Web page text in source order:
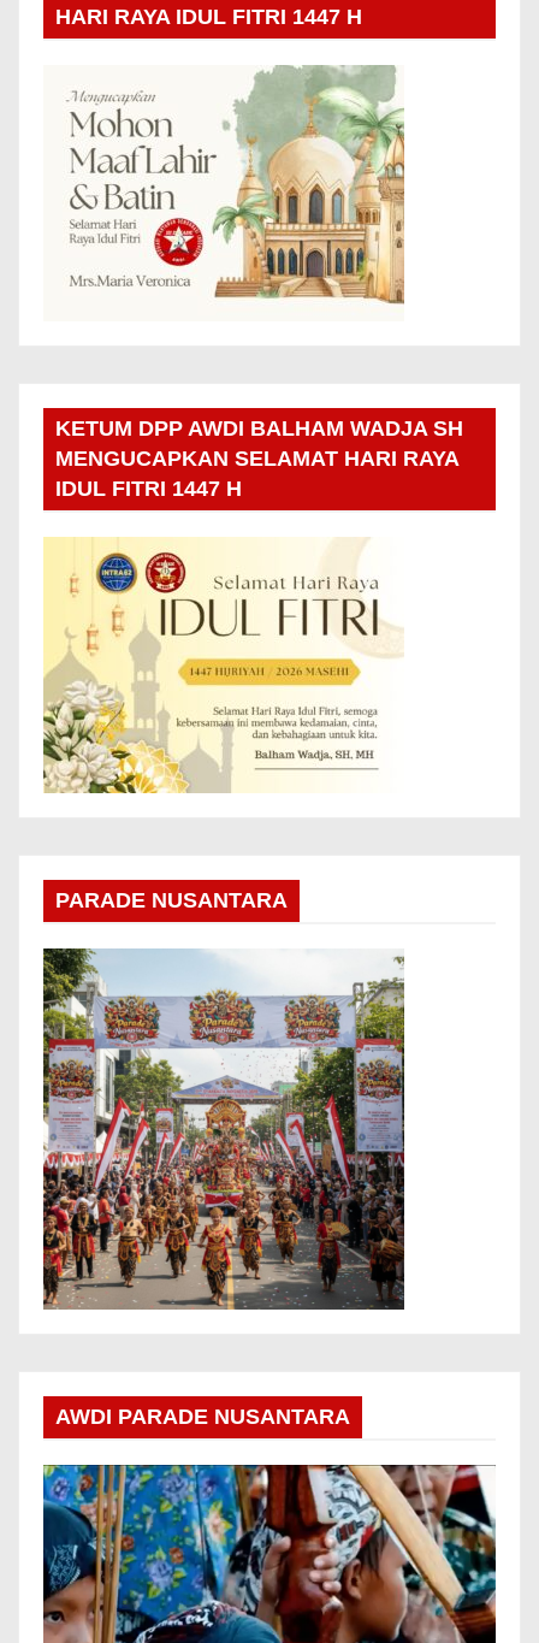
HARI RAYA IDUL FITRI 1447 H
KETUM DPP AWDI BALHAM WADJA SH
MENGUCAPKAN SELAMAT HARI RAYA
IDUL FITRI 1447 H
PARADE NUSANTARA
AWDI PARADE NUSANTARA